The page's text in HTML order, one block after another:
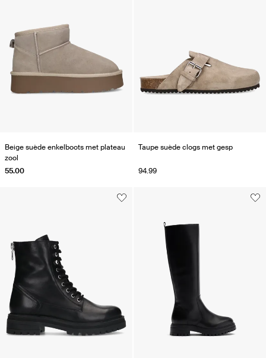
Beige suède enkelboots met plateau
zool
55.00
Taupe suède clogs met gesp
94.99